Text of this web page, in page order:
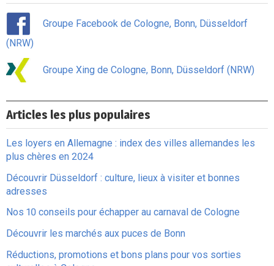
Groupe Facebook de Cologne, Bonn, Düsseldorf
(NRW)
Groupe Xing de Cologne, Bonn, Düsseldorf (NRW)
Articles les plus populaires
Les loyers en Allemagne : index des villes allemandes les
plus chères en 2024
Découvrir Düsseldorf : culture, lieux à visiter et bonnes
adresses
Nos 10 conseils pour échapper au carnaval de Cologne
Découvrir les marchés aux puces de Bonn
Réductions, promotions et bons plans pour vos sorties